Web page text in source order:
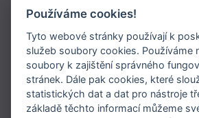
Doprava:
Platba:
Používáme cookies!
Tyto webové stránky používají k
služeb soubory cookies. Používáme
soubory k zajištění správného
stránek. Dále pak cookies, které
statistických dat a dat pro nástroje
základě těchto informací můžeme